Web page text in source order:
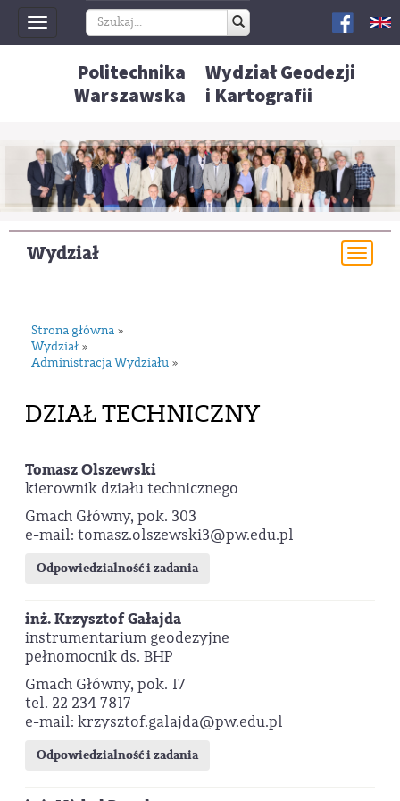
Toggle
navigation
Politechnika
Warszawska
Wydział Geodezji
i Kartografii
Wydział
Strona główna »
Wydział »
Administracja Wydziału »
DZIAŁ TECHNICZNY
Tomasz Olszewski
kierownik działu technicznego
Gmach Główny, pok. 303
e-mail: tomasz.olszewski3@pw.edu.pl
Odpowiedzialność i zadania
inż. Krzysztof Gałajda
instrumentarium geodezyjne
pełnomocnik ds. BHP
Gmach Główny, pok. 17
tel. 22 234 7817
e-mail: krzysztof.galajda@pw.edu.pl
Odpowiedzialność i zadania